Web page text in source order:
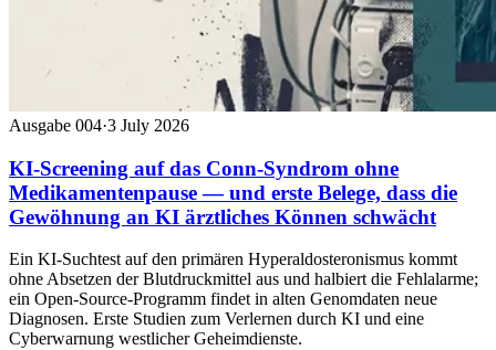
Ausgabe 004·3 July 2026
KI-Screening auf das Conn-Syndrom ohne
Medikamentenpause — und erste Belege, dass die
Gewöhnung an KI ärztliches Können schwächt
Ein KI-Suchtest auf den primären Hyperaldosteronismus kommt
ohne Absetzen der Blutdruckmittel aus und halbiert die Fehlalarme;
ein Open-Source-Programm findet in alten Genomdaten neue
Diagnosen. Erste Studien zum Verlernen durch KI und eine
Cyberwarnung westlicher Geheimdienste.